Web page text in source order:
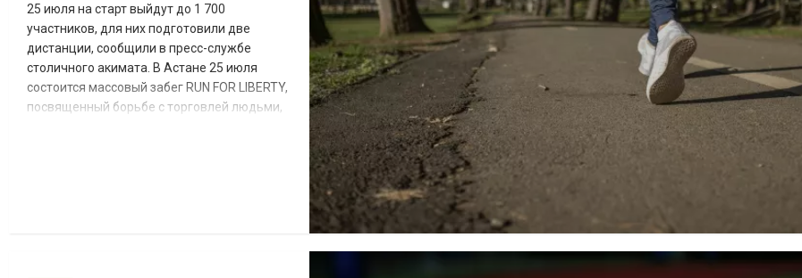
25 июля на старт выйдут до 1 700
участников, для них подготовили две
дистанции, сообщили в пресс-службе
столичного акимата. В Астане 25 июля
состоится массовый забег RUN FOR LIBERTY,
посвященный борьбе с торговлей людьми,